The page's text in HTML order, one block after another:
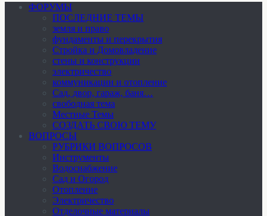
ФОРУМЫ
ПОСЛЕДНИЕ ТЕМЫ
земля и право
фундаменты и перекрытия
Стройка и Домовладение
стены и конструкции
электричество
коммуникации и отопление
Cад, двор, гараж, баня…
свободная тема
Местные Темы
СОЗДАТЬ СВОЮ ТЕМУ
ВОПРОСЫ
РУБРИКИ ВОПРОСОВ
Инструменты
Водоснабжение
Сад и Огород
Отопление
Электричество
Отделочные материалы